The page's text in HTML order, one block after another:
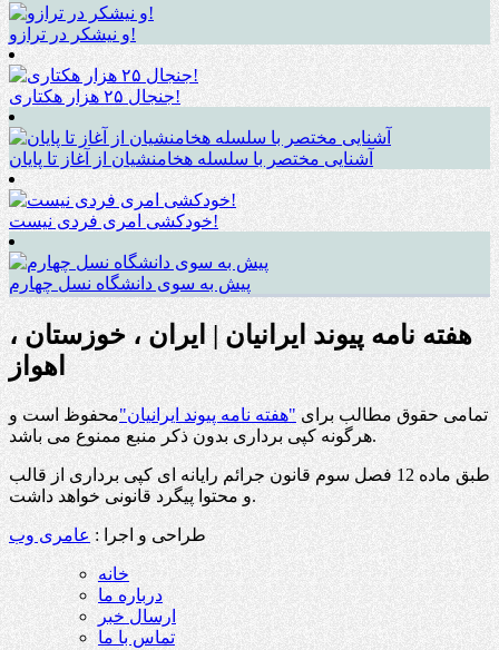
و نیشکر در ترازو!
جنجال ۲۵ هزار هکتاری!
آشنایی مختصر با سلسله هخامنشیان از آغاز تا پایان
خودکشی امری فردی نیست!
پیش به سوی دانشگاه نسل چهارم
هفته نامه پیوند ایرانیان | ایران ، خوزستان ،
اهواز
تمامی حقوق مطالب برای "هفته نامه پیوند ایرانیان"محفوظ است و
هرگونه کپی برداری بدون ذکر منبع ممنوع می باشد.
طبق ماده 12 فصل سوم قانون جرائم رایانه ای کپی برداری از قالب
و محتوا پیگرد قانونی خواهد داشت.
طراحی و اجرا : عامری وب
خانه
درباره ما
ارسال خبر
تماس با ما